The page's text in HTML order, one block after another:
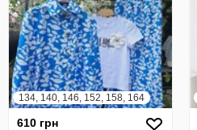
134, 140, 146, 152, 158, 164
610 грн